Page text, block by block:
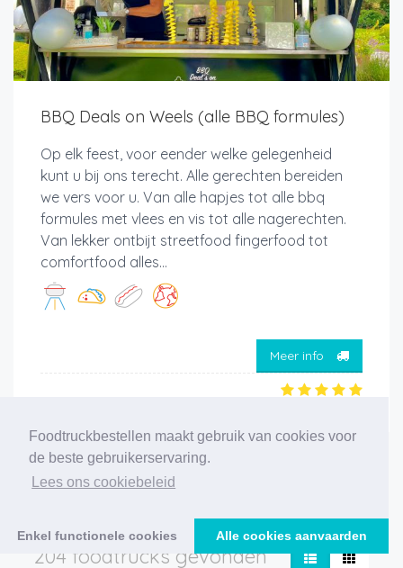
Foodtruckbestellen maakt gebruik van cookies voor
de beste gebruikerservaring.
Lees ons cookiebeleid
Enkel functionele cookies Alle cookies aanvaarden
BBQ Deals on Weels (alle BBQ formules)
Op elk feest, voor eender welke gelegenheid
kunt u bij ons terecht. Alle gerechten bereiden
we vers voor u. Van alle hapjes tot alle bbq
formules met vlees en vis tot alle nagerechten.
Van lekker ontbijt streetfood fingerfood tot
comfortfood alles...
Meer info
1 2 3 4 5
204 foodtrucks gevonden